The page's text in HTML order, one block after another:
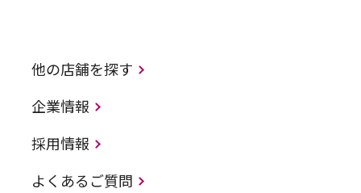
他の店舗を探す
企業情報
採用情報
よくあるご質問